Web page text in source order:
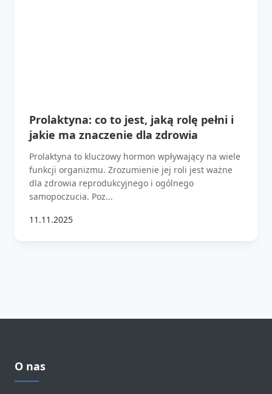
Prolaktyna: co to jest, jaką rolę pełni i
jakie ma znaczenie dla zdrowia
Prolaktyna to kluczowy hormon wpływający na wiele
funkcji organizmu. Zrozumienie jej roli jest ważne
dla zdrowia reprodukcyjnego i ogólnego
samopoczucia. Poz...
11.11.2025
O nas